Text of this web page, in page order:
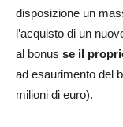
disposizione un
l’acquisto di un
al bonus se il
ad esaurimento del
milioni di euro).